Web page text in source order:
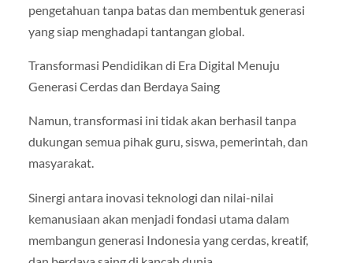
pengetahuan tanpa batas dan membentuk generasi
yang siap menghadapi tantangan global.
Transformasi Pendidikan di Era Digital Menuju
Generasi Cerdas dan Berdaya Saing
Namun, transformasi ini tidak akan berhasil tanpa
dukungan semua pihak guru, siswa, pemerintah, dan
masyarakat.
Sinergi antara inovasi teknologi dan nilai-nilai
kemanusiaan akan menjadi fondasi utama dalam
membangun generasi Indonesia yang cerdas, kreatif,